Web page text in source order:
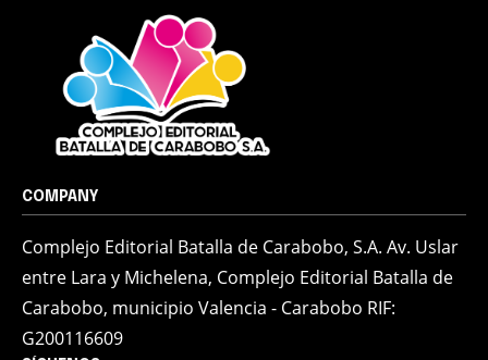
COMPANY
Complejo Editorial Batalla de Carabobo, S.A. Av. Uslar
entre Lara y Michelena, Complejo Editorial Batalla de
Carabobo, municipio Valencia - Carabobo RIF:
G200116609